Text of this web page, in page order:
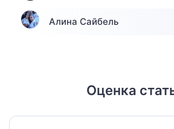
Алина Сайбель
Оценка